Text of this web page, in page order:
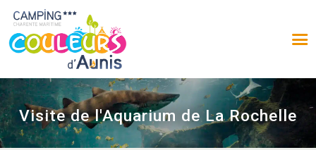
Visite de l'Aquarium de La Rochelle